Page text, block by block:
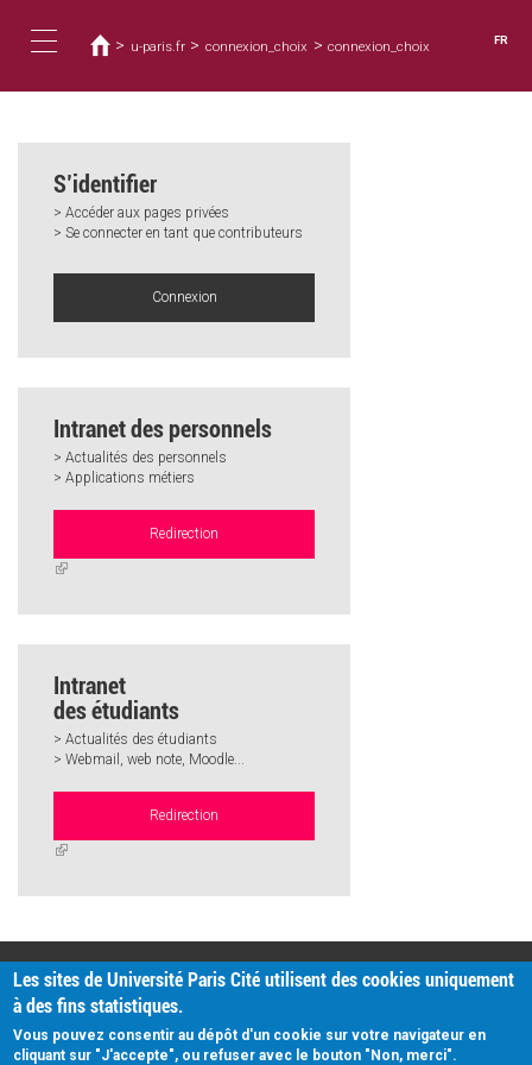
contenu
navigation
êtes
ici
> u-paris.fr > connexion_choix > connexion_choix FR
S’identifier
> Accéder aux pages privées
> Se connecter en tant que contributeurs
Connexion
Intranet des personnels
> Actualités des personnels
> Applications métiers
Redirection
(link
Intranet
des étudiants
> Actualités des étudiants
> Webmail, web note, Moodle...
Redirection
(link
PRATIQUE
Plan d'accès
Intranet
Mentions légales
Données personnelles
Les sites de Université Paris Cité utilisent des cookies uniquement
à des fins statistiques.
Vous pouvez consentir au dépôt d'un cookie sur votre navigateur en
cliquant sur "J'accepte", ou refuser avec le bouton "Non, merci".